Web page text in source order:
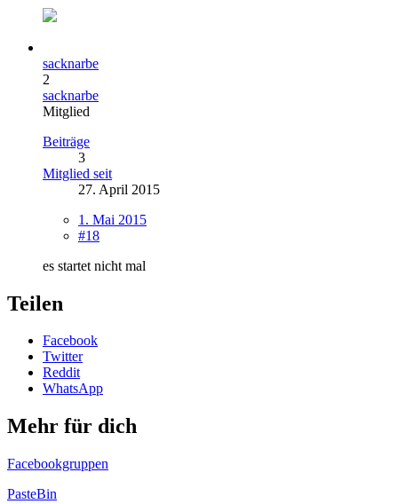
sacknarbe
2
sacknarbe
Mitglied
Beiträge
3
Mitglied seit
27. April 2015
1. Mai 2015
#18
es startet nicht mal
Teilen
Facebook
Twitter
Reddit
WhatsApp
Mehr für dich
Facebookgruppen
PasteBin